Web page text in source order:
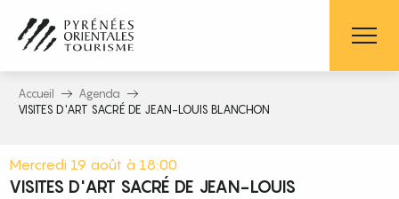
contenu
principal
Accueil
Agenda
VISITES D'ART SACRÉ DE JEAN-LOUIS BLANCHON
Mercredi 19 août à 18:00
VISITES D'ART SACRÉ DE JEAN-LOUIS